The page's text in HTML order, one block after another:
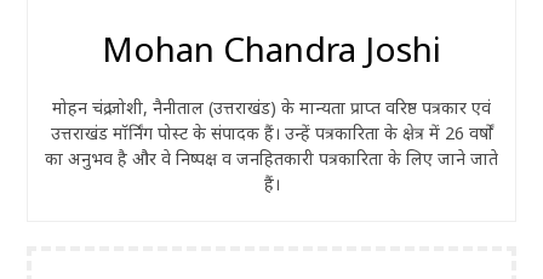
Mohan Chandra Joshi
मोहन चंद्र जोशी, नैनीताल (उत्तराखंड) के मान्यता प्राप्त वरिष्ठ पत्रकार एवं
उत्तराखंड मॉर्निंग पोस्ट के संपादक हैं। उन्हें पत्रकारिता के क्षेत्र में 26 वर्षों
का अनुभव है और वे निष्पक्ष व जनहितकारी पत्रकारिता के लिए जाने जाते
हैं।